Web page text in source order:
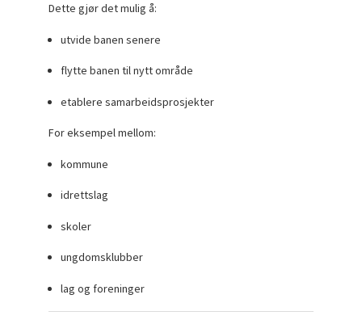
Dette gjør det mulig å:
utvide banen senere
flytte banen til nytt område
etablere samarbeidsprosjekter
For eksempel mellom:
kommune
idrettslag
skoler
ungdomsklubber
lag og foreninger